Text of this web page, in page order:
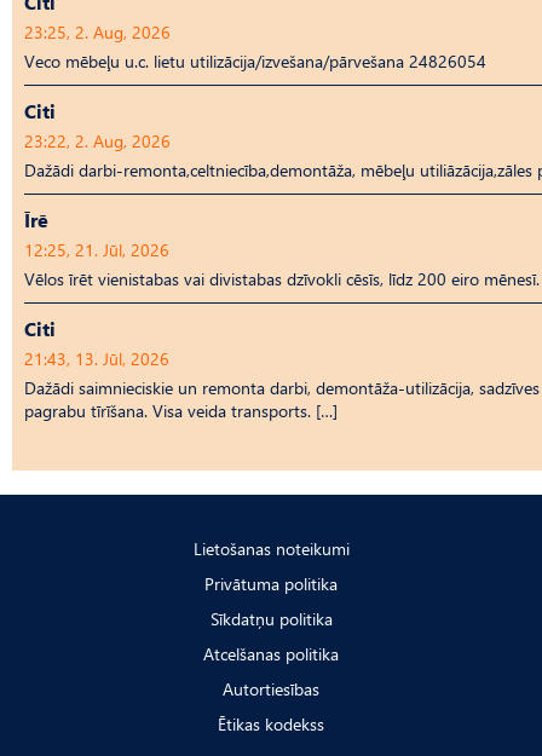
23:25, 2. Aug, 2026
Veco mēbeļu u.c. lietu utilizācija/izvešana/pārvešana 24826054
Citi
23:22, 2. Aug, 2026
Dažādi darbi-remonta,celtniecība,demontāža, mēbeļu
Īrē
12:25, 21. Jūl, 2026
Vēlos īrēt vienistabas vai divistabas dzīvokli cēsīs, līdz 200 eiro mēnesī.
Citi
21:43, 13. Jūl, 2026
Dažādi saimnieciskie un remonta darbi, demontāža-utilizācija,
pagrabu tīrīšana. Visa veida transports. […]
Lietošanas noteikumi
Privātuma politika
Sīkdatņu politika
Atcelšanas politika
Autortiesības
Ētikas kodekss